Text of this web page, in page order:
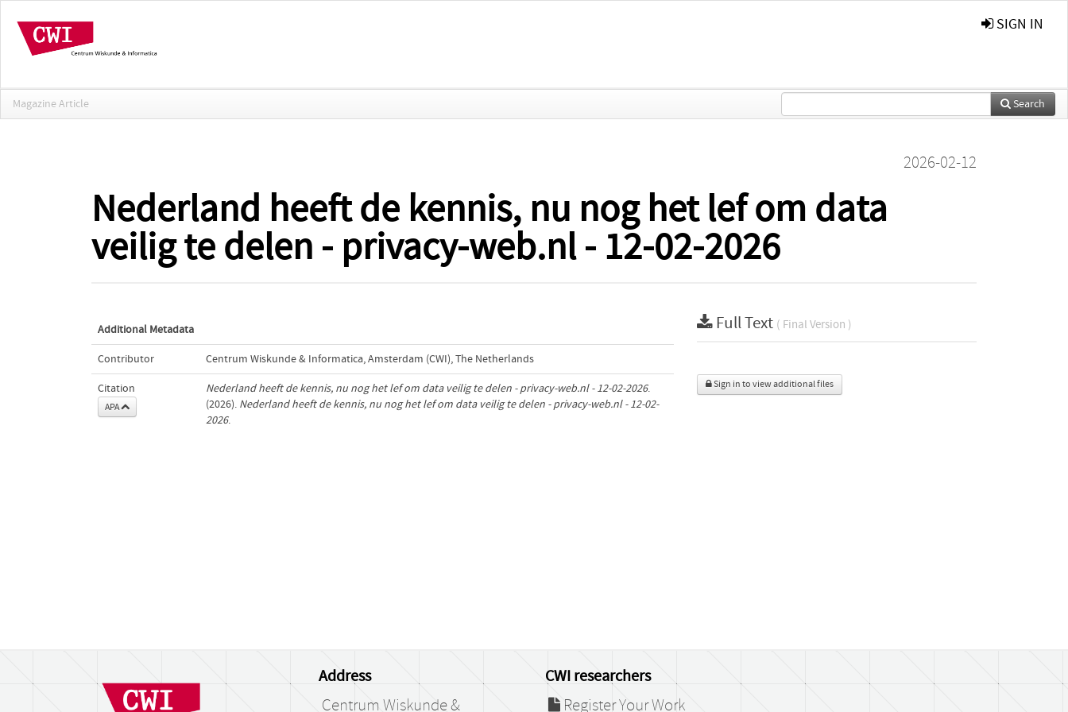
SIGN IN
Magazine Article Search
2026-02-12
Nederland heeft de kennis, nu nog het lef om data
veilig te delen - privacy-web.nl - 12-02-2026
Additional Metadata
Contributor Centrum Wiskunde & Informatica, Amsterdam (CWI), The Netherlands
Citation
APA
Nederland heeft de kennis, nu nog het lef om data veilig te delen - privacy-web.nl - 12-02-2026.
(2026). Nederland heeft de kennis, nu nog het lef om data veilig te delen - privacy-web.nl - 12-02-
2026.
Full Text ( Final Version )
Sign in to view additional files
Address
Centrum Wiskunde &
CWI researchers
Register Your Work